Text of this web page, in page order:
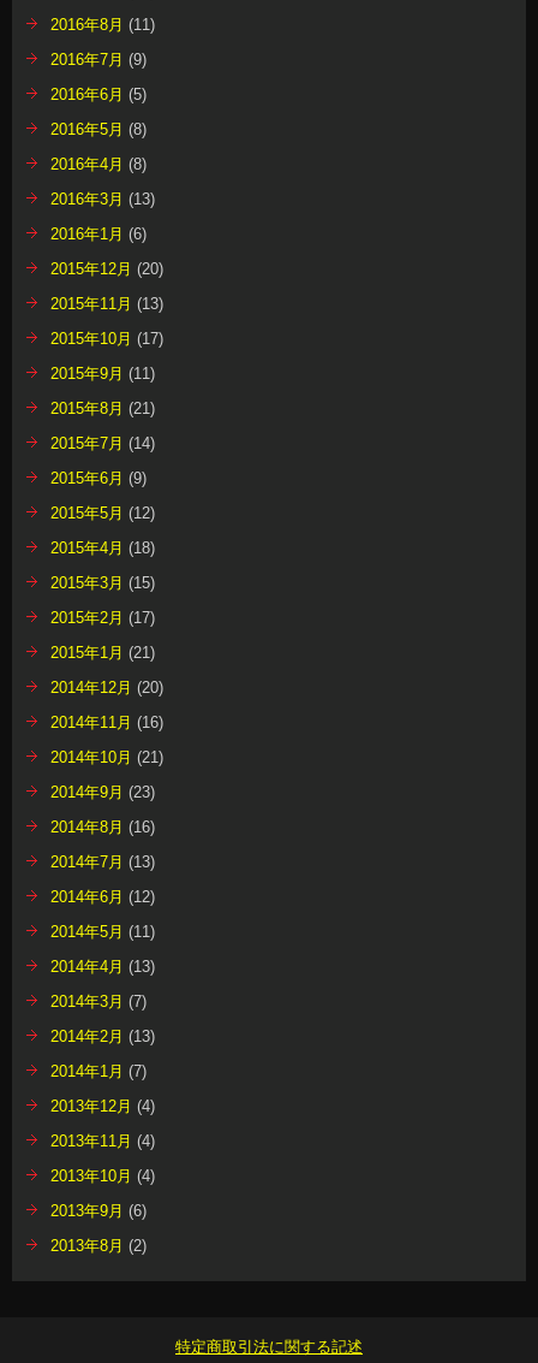
2016年8月 (11)
2016年7月 (9)
2016年6月 (5)
2016年5月 (8)
2016年4月 (8)
2016年3月 (13)
2016年1月 (6)
2015年12月 (20)
2015年11月 (13)
2015年10月 (17)
2015年9月 (11)
2015年8月 (21)
2015年7月 (14)
2015年6月 (9)
2015年5月 (12)
2015年4月 (18)
2015年3月 (15)
2015年2月 (17)
2015年1月 (21)
2014年12月 (20)
2014年11月 (16)
2014年10月 (21)
2014年9月 (23)
2014年8月 (16)
2014年7月 (13)
2014年6月 (12)
2014年5月 (11)
2014年4月 (13)
2014年3月 (7)
2014年2月 (13)
2014年1月 (7)
2013年12月 (4)
2013年11月 (4)
2013年10月 (4)
2013年9月 (6)
2013年8月 (2)
特定商取引法に関する記述